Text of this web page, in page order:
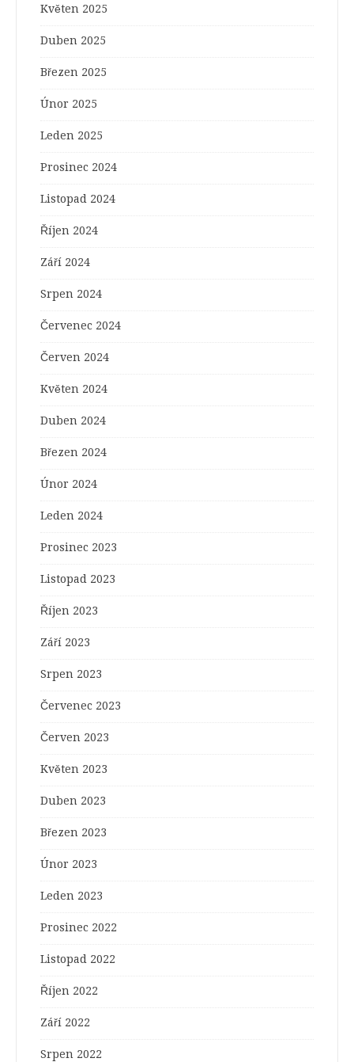
Květen 2025
Duben 2025
Březen 2025
Únor 2025
Leden 2025
Prosinec 2024
Listopad 2024
Říjen 2024
Září 2024
Srpen 2024
Červenec 2024
Červen 2024
Květen 2024
Duben 2024
Březen 2024
Únor 2024
Leden 2024
Prosinec 2023
Listopad 2023
Říjen 2023
Září 2023
Srpen 2023
Červenec 2023
Červen 2023
Květen 2023
Duben 2023
Březen 2023
Únor 2023
Leden 2023
Prosinec 2022
Listopad 2022
Říjen 2022
Září 2022
Srpen 2022